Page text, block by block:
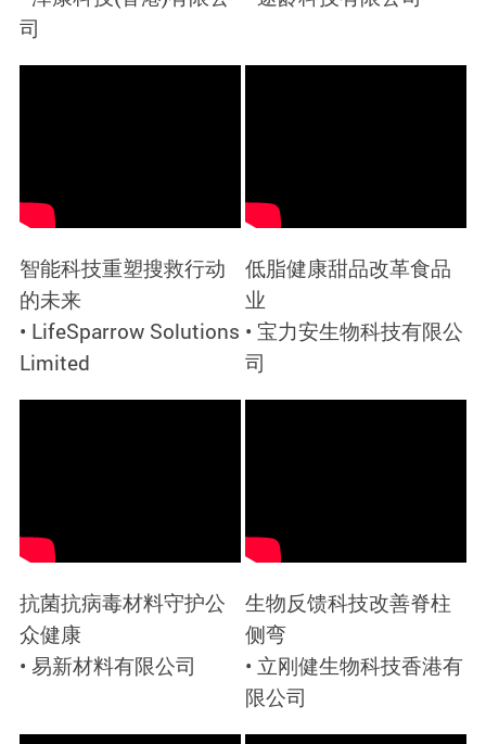
司
智能科技重塑搜救行动
的未来
• LifeSparrow Solutions
Limited
低脂健康甜品改革食品
业
• 宝力安生物科技有限公
司
抗菌抗病毒材料守护公
众健康
• 易新材料有限公司
生物反馈科技改善脊柱
侧弯
• 立刚健生物科技香港有
限公司